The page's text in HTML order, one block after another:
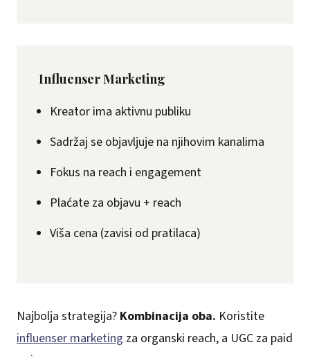
Influenser Marketing
Kreator ima aktivnu publiku
Sadržaj se objavljuje na njihovim kanalima
Fokus na reach i engagement
Plaćate za objavu + reach
Viša cena (zavisi od pratilaca)
Najbolja strategija? Kombinacija oba. Koristite
influenser marketing za organski reach, a UGC za paid